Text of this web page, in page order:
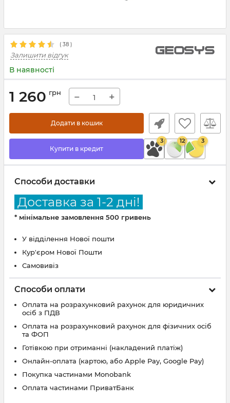
( 38 )
Залишити відгук
В наявності
1 260 грн − +
Додати в кошик
Купити в кредит
3 12 3
Способи доставки
Доставка за 1-2 дні!
* мінімальне замовлення 500 гривень
У відділення Нової пошти
Кур'єром Нової Пошти
Самовивіз
Способи оплати
Оплата на розрахунковий рахунок для юридичних
осіб з ПДВ
Оплата на розрахунковий рахунок для фізичних осіб
та ФОП
Готівкою при отриманні (накладений платіж)
Онлайн-оплата (картою, або Apple Pay, Google Pay)
Покупка частинами Monobank
Оплата частинами ПриватБанк